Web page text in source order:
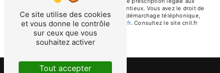
fins probatoires et de gestion des contentieux. Vous avez le droit de
vous inscrire sur la liste d'opposition au démarchage téléphonique,
disponible à cette adresse:Bloctel.gouv.fr. Consultez le site cnil.fr
pour plus d’informations sur vos droits.
Ce site utilise des cookies
et vous donne le contrôle
sur ceux que vous
souhaitez activer
Tout accepter